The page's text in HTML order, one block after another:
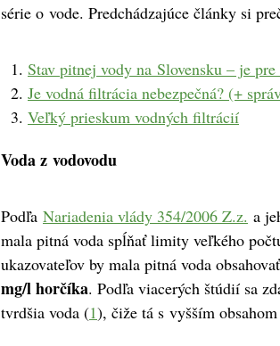
série o vode. Predchádzajúce články si
Stav pitnej vody na Slovensku – je pre
Je vodná filtrácia nebezpečná? (+
Veľký prieskum vodných filtrácií
Voda z vodovodu
Podľa Nariadenia vlády 354/2006 Z.z. a
mala pitná voda spĺňať limity veľkého
ukazovateľov by mala pitná voda obsahovať
mg/l horčíka. Podľa viacerých štúdií sa
tvrdšia voda (1), čiže tá s vyšším